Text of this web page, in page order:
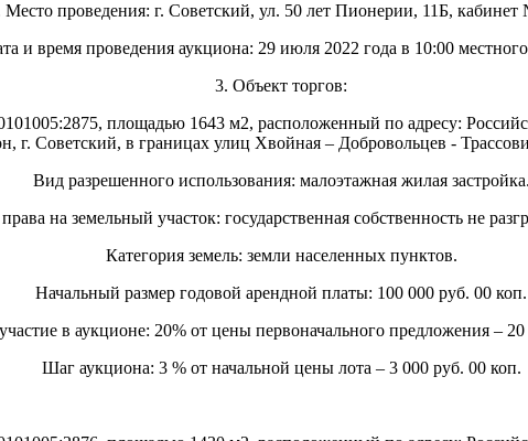
Место проведения: г. Советский, ул. 50 лет Пионерии, 11Б, кабинет
и время проведения аукциона: 29 июля 2022 года в 10:00
3. Объект торгов:
площадью 1643 м2, расположенный по адресу:
г. Советский, в границах улиц Хвойная – Добровольцев -
Вид разрешенного использования: малоэтажная жилая застройка.
на земельный участок: государственная собственность не
Категория земель: земли населенных пунктов.
Начальный размер годовой арендной платы: 100 000 руб. 00 коп.
в аукционе: 20% от цены первоначального предложения –
Шаг аукциона: 3 % от начальной цены лота – 3 000 руб. 00 коп.